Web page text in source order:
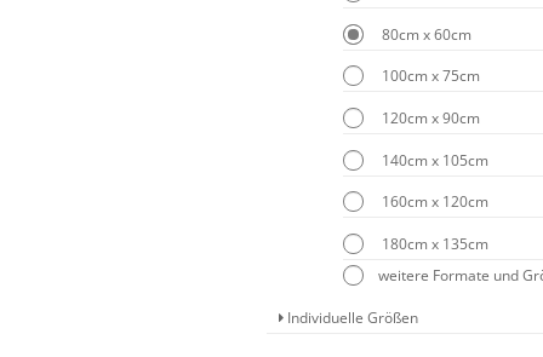
80cm x 60cm
100cm x 75cm
120cm x 90cm
140cm x 105cm
160cm x 120cm
180cm x 135cm
weitere Formate und
Individuelle Größen